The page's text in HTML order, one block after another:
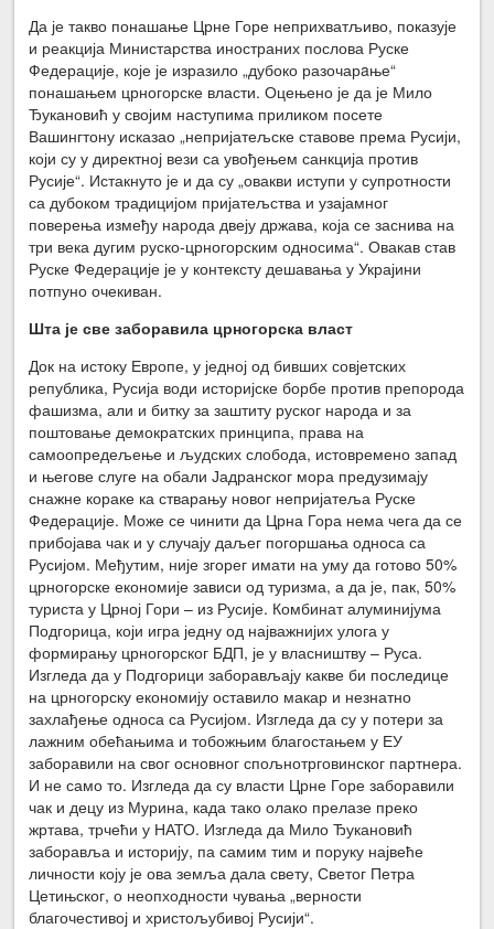
Да је такво понашање Црне Горе неприхватљиво, показује
и реакција Министарства иностраних послова Руске
Федерације, које је изразило „дубоко разочарaње“
понашањем црногорске власти. Оцењено је да је Мило
Ђукановић у својим наступима приликом посете
Вашингтону исказао „непријатељске ставове према Русији,
који су у директној вези са увођењем санкција против
Русије“. Истакнуто је и да су „овакви иступи у супротности
са дубоком традицијом пријатељства и узајамног
поверења између народа двеју држава, која се заснива на
три века дугим руско-црногорским односима“. Овакав став
Руске Федерације је у контексту дешавања у Украјини
потпуно очекиван.
Шта је све заборавила црногорска власт
Док на истоку Европе, у једној од бивших совјетских
република, Русија води историјске борбе против препорода
фашизма, али и битку за заштиту руског народа и за
поштовање демократских принципа, права на
самоопредељење и људских слобода, истовремено запад
и његове слуге на обали Јадранског мора предузимају
снажне кораке ка стварању новог непријатеља Руске
Федерације. Може се чинити да Црна Гора нема чега да се
прибојава чак и у случају даљег погоршања односа са
Русијом. Међутим, није згорег имати на уму да готово 50%
црногорске економије зависи од туризма, а да је, пак, 50%
туриста у Црној Гори – из Русије. Комбинат алуминијума
Подгорица, који игра једну од најважнијих улога у
формирању црногорског БДП, је у власништву – Руса.
Изгледа да у Подгорици заборављају какве би последице
на црногорску економију оставило макар и незнатно
захлађење односа са Русијом. Изгледа да су у потери за
лажним обећањима и тобожњим благостањем у ЕУ
заборавили на свог основног спољнотрговинског партнера.
И не само то. Изгледа да су власти Црне Горе заборавили
чак и децу из Мурина, када тако олако прелазе преко
жртава, трчећи у НАТО. Изгледа да Мило Ђукановић
заборавља и историју, па самим тим и поруку највеће
личности коју је ова земља дала свету, Светог Петра
Цетињског, о неопходности чувања „верности
благочестивој и христољубивој Русији“.